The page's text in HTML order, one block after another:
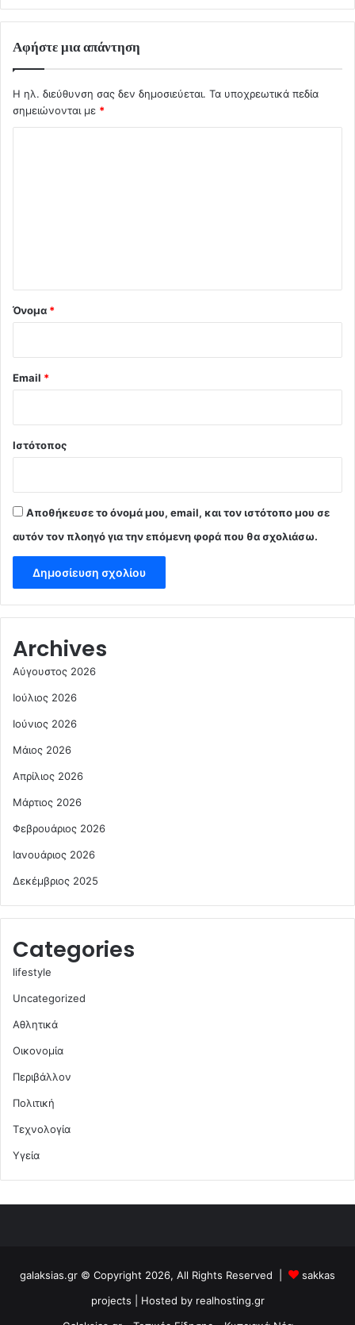
Αφήστε μια απάντηση
Η ηλ. διεύθυνση σας δεν δημοσιεύεται. Τα υποχρεωτικά πεδία
σημειώνονται με *
Όνομα *
Email *
Ιστότοπος
Αποθήκευσε το όνομά μου, email, και τον ιστότοπο μου σε
αυτόν τον πλοηγό για την επόμενη φορά που θα σχολιάσω.
Archives
Αύγουστος 2026
Ιούλιος 2026
Ιούνιος 2026
Μάιος 2026
Απρίλιος 2026
Μάρτιος 2026
Φεβρουάριος 2026
Ιανουάριος 2026
Δεκέμβριος 2025
Categories
lifestyle
Uncategorized
Αθλητικά
Οικονομία
Περιβάλλον
Πολιτική
Τεχνολογία
Υγεία
galaksias.gr © Copyright 2026, All Rights Reserved |
sakkas
projects | Hosted by realhosting.gr